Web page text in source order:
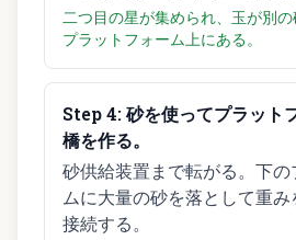
二つ目の星が集められ、玉が別
プラットフォーム上にある。
Step4:砂を使ってプラット
橋を作る。
砂供給装置まで転がる。下
ムに大量の砂を落として重み
接続する。